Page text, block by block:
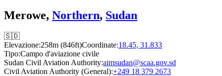
Merowe, Northern, Sudan
🇸🇩
Elevazione:258m (846ft)Coordinate:18.45, 31.833
Tipo:Campo d'aviazione civile
Sudan Civil Aviation Authority:aimsudan@scaa.gov.sd
Civil Aviation Authority (General):+249 18 379 2673